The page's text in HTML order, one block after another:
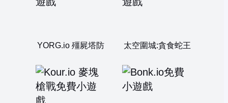
YORG.io 殭屍塔防 太空圍城:貪食蛇王